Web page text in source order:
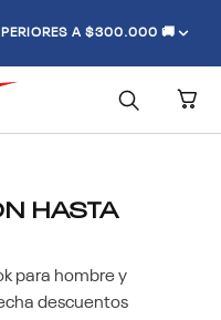
A $300.000 🚚
HASTA
para hombre y
descuentos